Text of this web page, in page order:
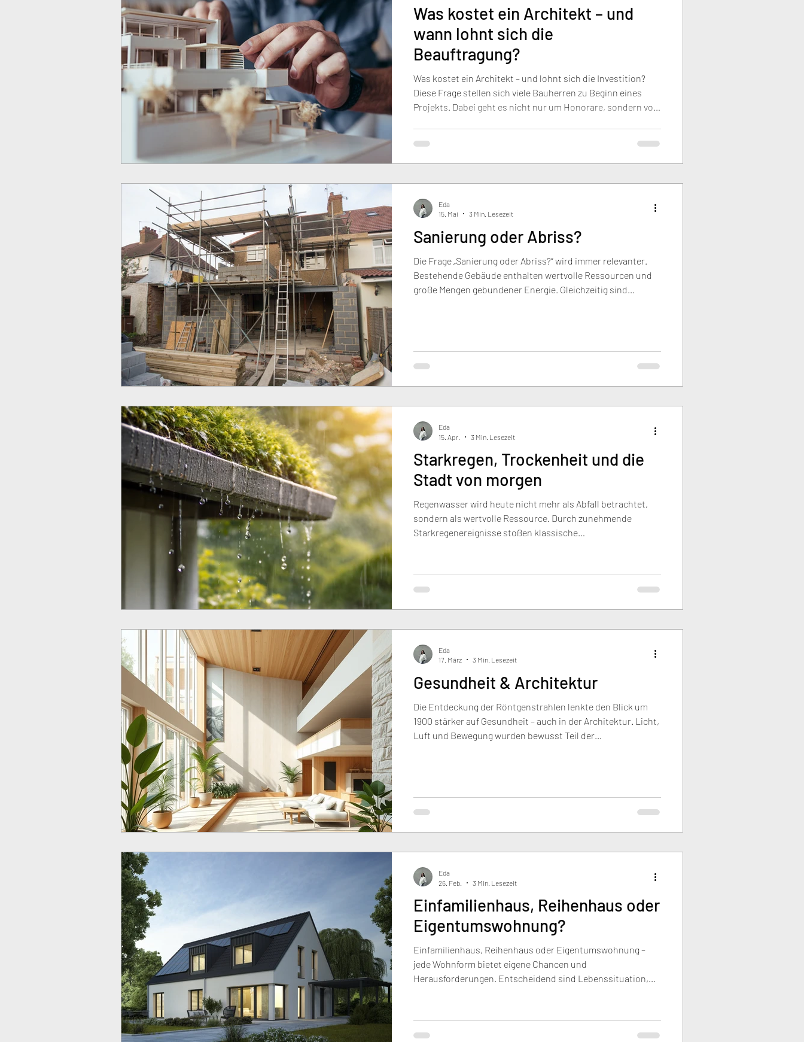
Was kostet ein Architekt – und
wann lohnt sich die
Beauftragung?
Was kostet ein Architekt – und lohnt sich die Investition?
Diese Frage stellen sich viele Bauherren zu Beginn eines
Projekts. Dabei geht es nicht nur um Honorare, sondern vor
verbessert die Kostenkontrolle und trägt dazu bei, den
langfristigen Wert einer Immobilie zu sichern. Gute Planung
Sanierung oder Abriss?
Die Frage „Sanierung oder Abriss?“ wird immer relevanter.
Bestehende Gebäude enthalten wertvolle Ressourcen und
große Mengen gebundener Energie. Gleichzeitig sind
nicht jeder Neubau nachhaltig.
Eda
15. Mai
3 Min. Lesezeit
Starkregen, Trockenheit und die
Stadt von morgen
Regenwasser wird heute nicht mehr als Abfall betrachtet,
sondern als wertvolle Ressource. Durch zunehmende
Starkregenereignisse stoßen klassische
speichern, zu nutzen und zu verdunsten – ein zentraler
Baustein zukunftsfähiger Architektur.
Eda
15. Apr.
3 Min. Lesezeit
Gesundheit & Architektur
Die Entdeckung der Röntgenstrahlen lenkte den Blick um
1900 stärker auf Gesundheit – auch in der Architektur. Licht,
Luft und Bewegung wurden bewusst Teil der
unterstützen.
Eda
17. März
3 Min. Lesezeit
Einfamilienhaus, Reihenhaus oder
Eigentumswohnung?
Einfamilienhaus, Reihenhaus oder Eigentumswohnung –
jede Wohnform bietet eigene Chancen und
Herausforderungen. Entscheidend sind Lebenssituation,
Reihenhaus durch Effizienz und die Eigentumswohnung
durch geringeren Aufwand. Gute Architektur sorgt in jedem
Eda
26. Feb.
3 Min. Lesezeit